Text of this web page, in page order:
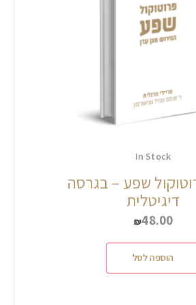
In Stock
שפע – בגרסה
דיגיטלית
₪48.00
הוספה לסל